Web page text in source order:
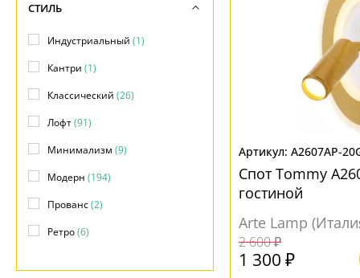
A2607AP-
Спот Tommy
гостиной
Arte Lamp
2 600 ₽
1 300 ₽
СТИЛЬ
Индустриальный (1)
Кантри (1)
Классический (26)
Лофт(91)
Минимализм (9)
Модерн (194)
Прованс(2)
Ретро(6)